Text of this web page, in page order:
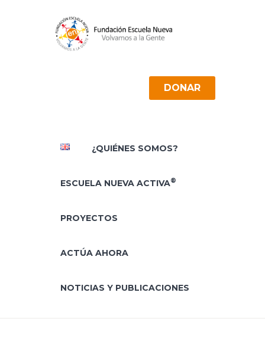
DONAR
¿QUIÉNES SOMOS?
ESCUELA NUEVA ACTIVA®
PROYECTOS
ACTÚA AHORA
NOTICIAS Y PUBLICACIONES